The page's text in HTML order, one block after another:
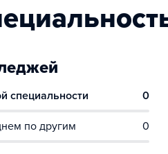
специальности 0
по другим 0